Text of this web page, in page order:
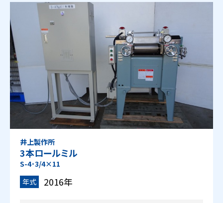
井上製作所
3本ロールミル
S-4･3/4×11
年式
2016年